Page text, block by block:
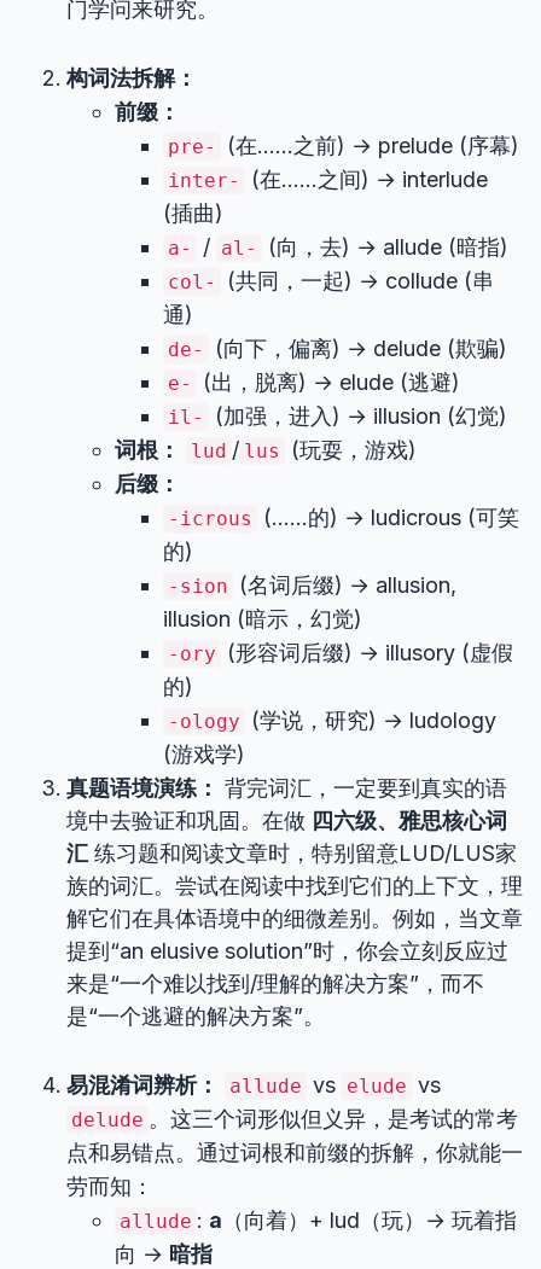
门学问来研究。
构词法拆解：
前缀：
pre- (在……之前) → prelude (序幕)
inter-
(在……之间) → interlude
(插曲)
a- / al- (向，去) → allude (暗指)
col-
(共同，一起) → collude (串
通)
de- (向下，偏离) → delude (欺骗)
e- (出，脱离) → elude (逃避)
il-
(加强，进入) → illusion (幻觉)
词根：
lud / lus
(玩耍，游戏)
后缀：
-icrous
(……的) → ludicrous (可笑
的)
-sion
(名词后缀) → allusion,
illusion (暗示，幻觉)
-ory
(形容词后缀) → illusory (虚假
的)
-ology
(学说，研究) → ludology
(游戏学)
真题语境演练： 背完词汇，一定要到真实的语
境中去验证和巩固。在做 四六级、雅思核心词
汇 练习题和阅读文章时，特别留意LUD/LUS家
族的词汇。尝试在阅读中找到它们的上下文，理
解它们在具体语境中的细微差别。例如，当文章
提到“an elusive solution”时，你会立刻反应过
来是“一个难以找到/理解的解决方案”，而不
是“一个逃避的解决方案”。
易混淆词辨析： allude vs elude vs
delude 。这三个词形似但义异，是考试的常考
点和易错点。通过词根和前缀的拆解，你就能一
劳而知：
allude : a （向着）+ lud（玩）→ 玩着指
向 → 暗指